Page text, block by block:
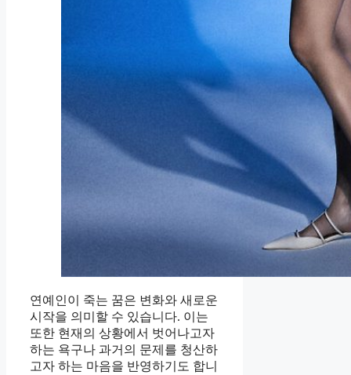
연예인이 죽는 꿈은 변화와 새로운
시작을 의미할 수 있습니다. 이는
또한 현재의 상황에서 벗어나고자
하는 욕구나 과거의 문제를 청산하
고자 하는 마음을 반영하기도 합니